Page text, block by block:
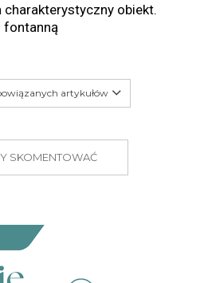
obiekt.
fontanną
artykułów
SKOMENTOWAĆ